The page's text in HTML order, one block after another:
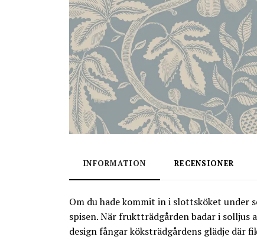
INFORMATION RECENSIONER
Om du hade kommit in i slottsköket under
spisen. När fruktträdgården badar i
design fångar köksträdgårdens glädje där